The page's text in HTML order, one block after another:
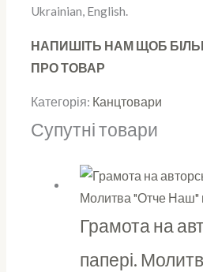
Ukrainian, English.
НАПИШІТЬ НАМ ЩОБ
ПРО ТОВАР
Категорія: Канцтовари
Супутні товари
Грамота на
папері.